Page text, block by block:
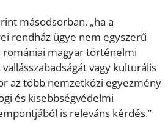
másodsorban, „ha a
rendház ügye nem egyszerű
romániai magyar történelmi
vagy kulturális
az több nemzetközi egyezmény
és kisebbségvédelmi
is releváns kérdés.”